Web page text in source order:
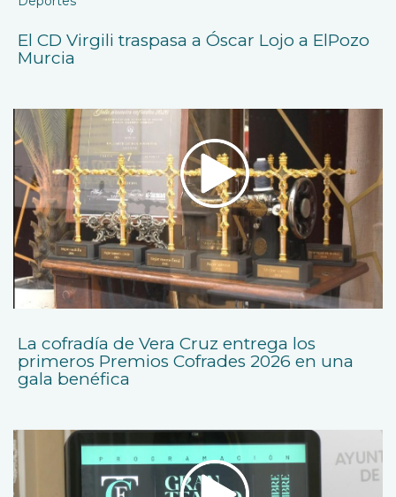
El CD Virgili traspasa a Óscar Lojo a ElPozo
Murcia
La cofradía de Vera Cruz entrega los
primeros Premios Cofrades 2026 en una
gala benéfica